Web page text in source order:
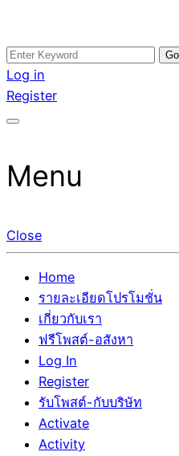
Skip
to
content
อสังหาโพสต์ รีวิวเยอะ รับจ้าง
หา แตกต่างอย่างตั้งใจ รับรอ
กับทีมงานบริษัท บ้าน ที่ดิน คอ
รับจ้างโพสอสังหา ขายบ้าน อสั
โพสต์ ที่ดิน กับทีมงานบริษัท ถู
ขายได้จริงๆ ช่วยสร้างโอกาส
Search
for:
Log in
Register
Menu
Close
Home
รายละเอียดโปรโมชั่น
เกี่ยวกับเรา
ฟรีโพสต์-อสังหา
Log In
Register
รับโพสต์-กับบริษัท
Activate
Activity